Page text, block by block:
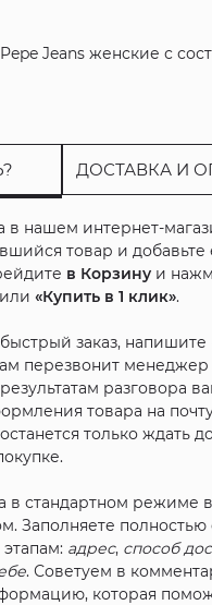
Jeans женские с
ДОСТАВКА И
в нашем интернет-
товар и добавьте
в Корзинуи
«Купить в 1 клик».
заказ, напишите
перезвонит менеджер
разговора
товара на
только ждать
в стандартном режиме
Заполняете
адрес, способ
. Советуем в
которая